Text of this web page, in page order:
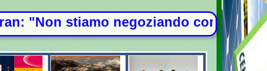
con gli Usa su